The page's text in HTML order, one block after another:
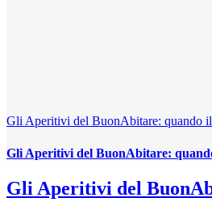
Gli Aperitivi del BuonAbitare: quando
Gli Aperitivi del BuonAbitare:
Gli Aperitivi del